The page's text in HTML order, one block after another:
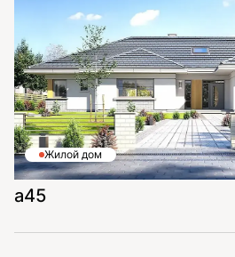
Жилой дом
a45